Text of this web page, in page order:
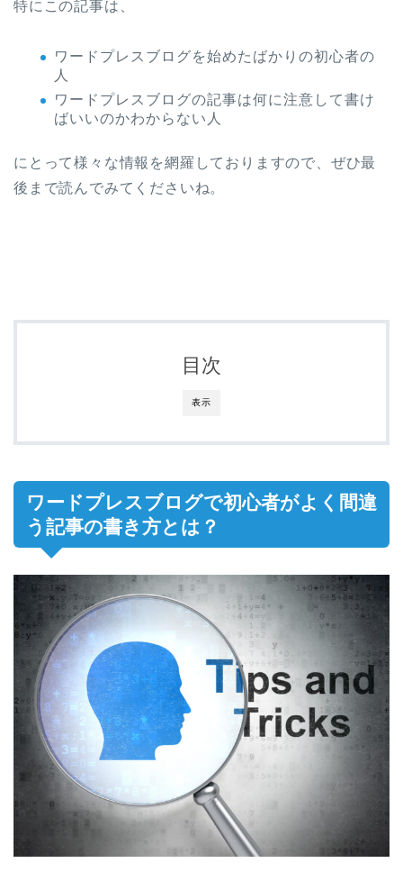
特にこの記事は、
ワードプレスブログを始めたばかりの初心者の
人
ワードプレスブログの記事は何に注意して書け
ばいいのかわからない人
にとって様々な情報を網羅しておりますので、ぜひ最
後まで読んでみてくださいね。
表示
目次
ワードプレスブログで初心者がよく間違
う記事の書き方とは？